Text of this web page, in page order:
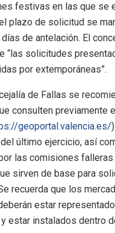
festivas en las que se
plazo de solicitud se
de antelación. El
“las solicitudes
por extemporáneas”.
de Fallas se
consulten previamente
geoportal.valencia.es/
último ejercicio, así
las comisiones
sirven de base para
recuerda que los
estar
estar instalados dentro